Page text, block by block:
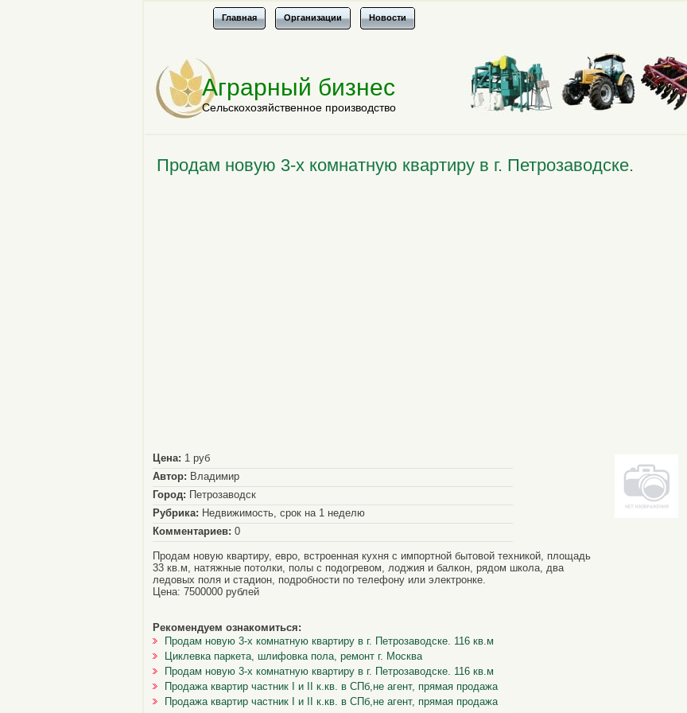
Главная Организации Новости
Аграрный бизнес
Сельскохозяйственное производство
Продам новую 3-х комнатную квартиру в г. Петрозаводске.
Цена: 1 руб
Автор: Владимир
Город: Петрозаводск
Рубрика: Недвижимость, срок на 1 неделю
Комментариев: 0
Продам новую квартиру, евро, встроенная кухня с импортной бытовой техникой, площадь
33 кв.м, натяжные потолки, полы с подогревом, лоджия и балкон, рядом школа, два
ледовых поля и стадион, подробности по телефону или электронке.
Цена: 7500000 рублей
Рекомендуем ознакомиться:
Продам новую 3-х комнатную квартиру в г. Петрозаводске. 116 кв.м
Циклевка паркета, шлифовка пола, ремонт г. Москва
Продам новую 3-х комнатную квартиру в г. Петрозаводске. 116 кв.м
Продажа квартир частник I и II к.кв. в СПб,не агент, прямая продажа
Продажа квартир частник I и II к.кв. в СПб,не агент, прямая продажа